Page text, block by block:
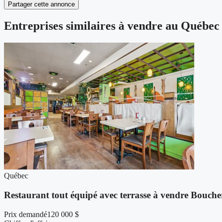
Partager cette annonce
Entreprises similaires à vendre au Québec
Québec
Restaurant tout équipé avec terrasse à vendre
Prix demandé120 000 $